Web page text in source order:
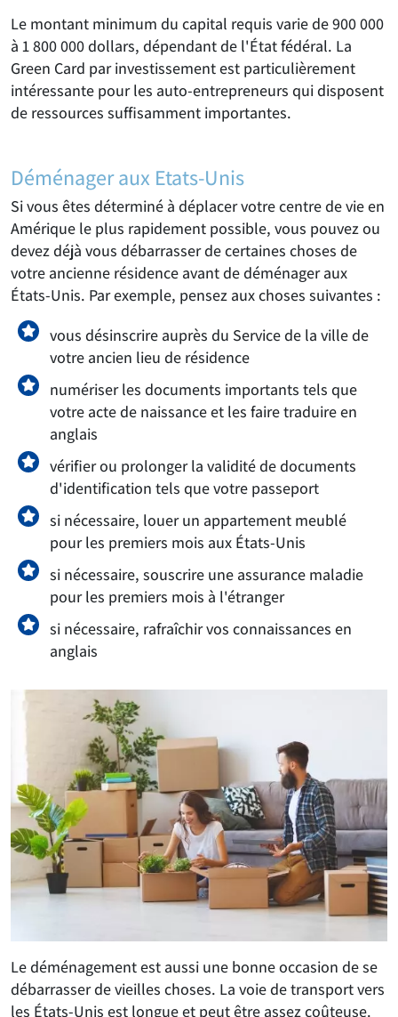
Le montant minimum du capital requis varie de 900 000
à 1 800 000 dollars, dépendant de l'État fédéral. La
Green Card par investissement est particulièrement
intéressante pour les auto-entrepreneurs qui disposent
de ressources suffisamment importantes.
Déménager aux Etats-Unis
Si vous êtes déterminé à déplacer votre centre de vie en
Amérique le plus rapidement possible, vous pouvez ou
devez déjà vous débarrasser de certaines choses de
votre ancienne résidence avant de déménager aux
États-Unis. Par exemple, pensez aux choses suivantes :
vous désinscrire auprès du Service de la ville de
votre ancien lieu de résidence
numériser les documents importants tels que
votre acte de naissance et les faire traduire en
anglais
vérifier ou prolonger la validité de documents
d'identification tels que votre passeport
si nécessaire, louer un appartement meublé
pour les premiers mois aux États-Unis
si nécessaire, souscrire une assurance maladie
pour les premiers mois à l'étranger
si nécessaire, rafraîchir vos connaissances en
anglais
Le déménagement est aussi une bonne occasion de se
débarrasser de vieilles choses. La voie de transport vers
les États-Unis est longue et peut être assez coûteuse.